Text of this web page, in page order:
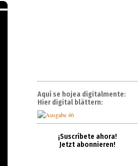
Aquí se hojea digitalmente:
Hier digital blättern:
¡Suscríbete ahora!
Jetzt abonnieren!